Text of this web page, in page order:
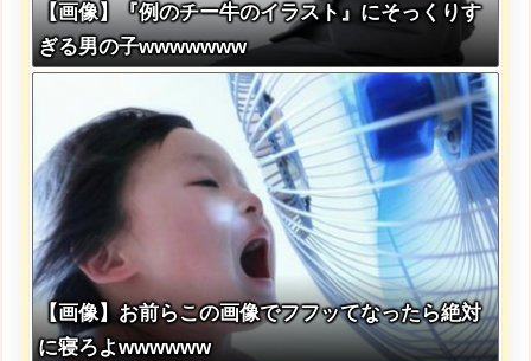
【画像】『例のチー牛のイラスト』にそっくりす
ぎる男の子wwwwwww
【画像】お前らこの画像でフフッてなったら絶対
に寝ろよwwwwww